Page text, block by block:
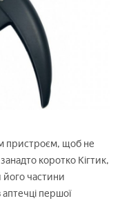
пристроєм, щоб не
коротко Кігтик,
його частини
першої